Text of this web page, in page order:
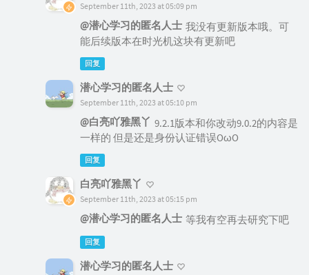
September 11th, 2023 at 05:09 pm
@潜心学习的匿名人士 我没有更新版本哦。可
能后续版本在时光机这块有更新吧
回复
潜心学习的匿名人士
September 11th, 2023 at 05:10 pm
@白亮吖雅黑丫 9.2.1版本和你改动9.0.2的内容是
一样的 但是还是身份认证错误OωO
回复
白亮吖雅黑丫
September 11th, 2023 at 05:15 pm
@潜心学习的匿名人士 等我有空再去研究下吧
回复
潜心学习的匿名人士